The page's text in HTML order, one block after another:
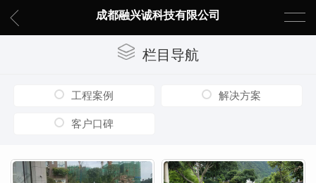
成都融兴诚科技有限公司
栏目导航
工程案例 解决方案
客户口碑